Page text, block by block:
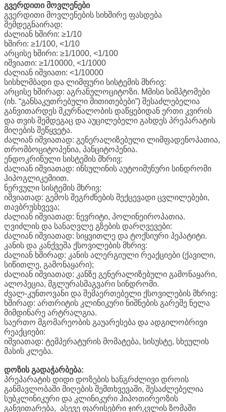
გვერდითი მოვლენები
გვერდითი მოვლენების სიხშირე ფასდება
შემდეგნაირად:
ძალიან ხშირი: ≥1/10
ხშირი: ≥1/100, <1/10
არცისე ხშირი: ≥1/1000, <1/100
იშვიათი: ≥1/10000, <1/1000
ძალიან იშვიათი: <1/10000
სისხლმბადი და ლიმფური სისტემის მხრივ:
არცისე ხშირად: აგრანულოციტოზი. Mმისი სიმპტომები
(იხ. “განსაკუთრებული მითითებები”) შესაძლებელია
განვითარდეს მკურნალობის დაწყებიდან ერთი კვირის
და თვის შემდეგაც და აუცილებელი გახდეს პრეპარატის
მიღების შეწყვეტა.
ძალიან იშვიათად: გენერალიზებული ლიმფადენოპათია,
თრომბოციტოპენია, პანციტოპენია.
ენდოკრინული სისტემის მხრივ:
ძალიან იშვიათად: ინსულინის აუტოიმუნური სინდრომი
ჰიპოგლიკემიით.
ნერვული სისტემის მხრივ:
იშვიათად: გემოს შეგრძნების შექცევადი ცვლილებები,
თავბრუსხვევა;
ძალიან იშვიათად: ნევრიტი, პოლინეიროპათია.
ღვიძლის და სანაღვლე გზების დარღვევები:
ძალიან იშვიათად: სიყვითლე და ტოქსიური ჰეპატიტი.
კანის და კანქვეშა ქსოვილების მხრივ:
ძალიან ხშირად: კანის ალერგიული რეაქციები (ქავილი,
სიწითლე, გამონაყარი);
ძალიან იშვიათად: კანზე გენერალიზებული გამონაყარი,
ალოპეცია, მგლურასმაგვარი სინდრომი.
ძვალ-კუნთოვანი და შემაერთებელი ქსოვილების მხრივ:
ხშირად: ართრიტის კლინიკური ნიშნების გარეშე ნელა
მიმდინარე არტრალგია.
საერთო მგომარეობის გაუარესება და ადგილობრივი
რეაქციები:
იშვიათად: ტემპერატურის მომატება, სისუსტე, სხეულის
მასის კლება.
დოზის გადაჭარბება:
პრეპარატის დიდი დოზების ხანგრძლივი დროის
განმავლობაში მიღების შემთხვევაში, შესაძლებელია
სუბკლინიკური და კლინიკური ჰიპოთირეოზის
განვითარება, ასევე ფარისებრი ჯირკვლის ზომაში